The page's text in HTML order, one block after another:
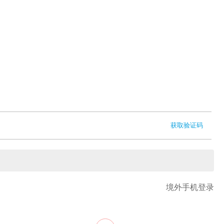
获取验证码
境外手机登录